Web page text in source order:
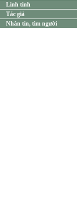
Linh tinh
Tác giả
Nhắn tin, tìm người